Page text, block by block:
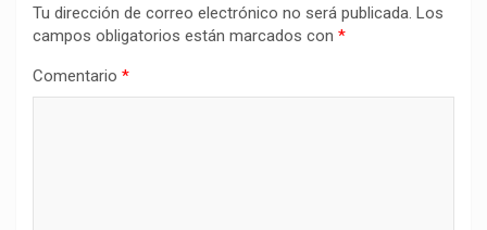
Tu dirección de correo electrónico no será publicada. Los
campos obligatorios están marcados con *
Comentario *